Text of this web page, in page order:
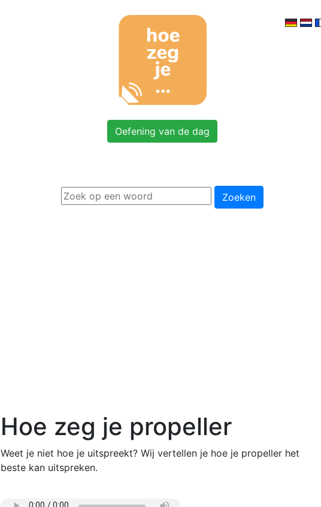
Oefening van de dag
Zoeken
Hoe zeg je propeller
Weet je niet hoe je uitspreekt? Wij vertellen je hoe je propeller het
beste kan uitspreken.